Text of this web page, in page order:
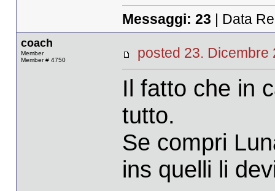
Messaggi: 23 | Data
coach
Member
Member # 4750
posted 23.
Il fatto che in
tutto.
Se compri
ins quelli li